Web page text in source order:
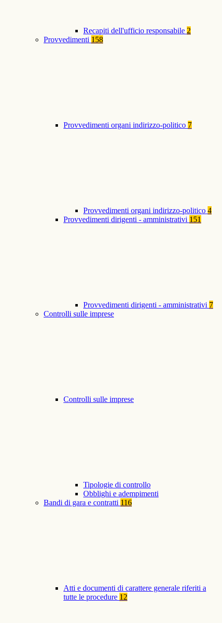
Recapiti dell'ufficio responsabile 2
Provvedimenti 158
Provvedimenti organi indirizzo-politico 7
Provvedimenti organi indirizzo-politico 4
Provvedimenti dirigenti - amministrativi 151
Provvedimenti dirigenti - amministrativi 7
Controlli sulle imprese
Controlli sulle imprese
Tipologie di controllo
Obblighi e adempimenti
Bandi di gara e contratti 116
Atti e documenti di carattere generale riferiti a
tutte le procedure 12